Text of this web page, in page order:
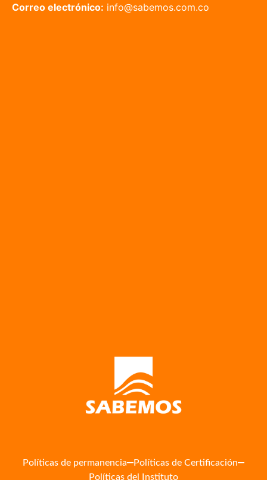
Correo electrónico: info@sabemos.com.co
Políticas de permanencia
Políticas de Certificación
Políticas del Instituto